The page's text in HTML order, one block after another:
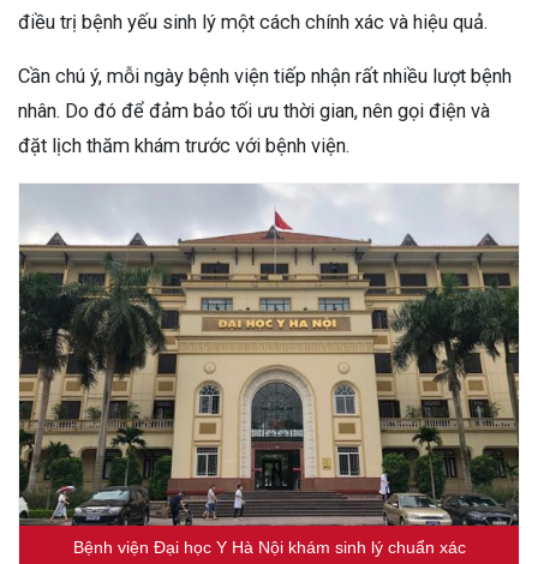
điều trị bệnh yếu sinh lý một cách chính xác và hiệu quả.
Cần chú ý, mỗi ngày bệnh viện tiếp nhận rất nhiều lượt bệnh
nhân. Do đó để đảm bảo tối ưu thời gian, nên gọi điện và
đặt lịch thăm khám trước với bệnh viện.
Bệnh viện Đại học Y Hà Nội khám sinh lý chuẩn xác